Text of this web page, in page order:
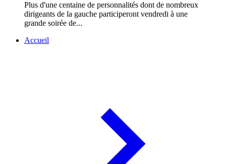
Plus d'une centaine de personnalités dont de nombreux
dirigeants de la gauche participeront vendredi à une
grande soirée de...
Accueil